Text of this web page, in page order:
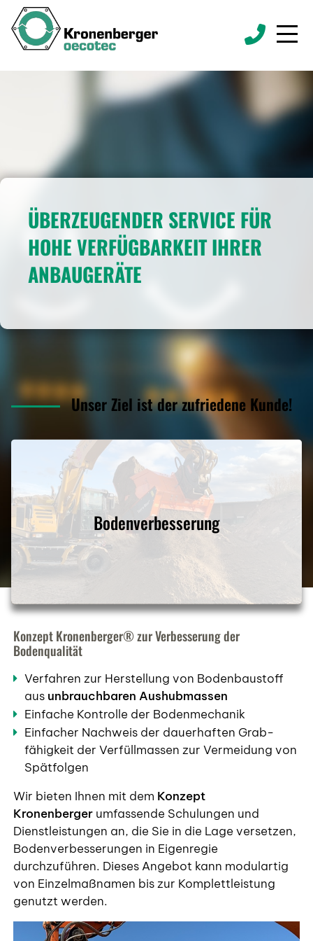
Schaufelseparatoren
Betonmischschaufeln
ÜBERZEUGENDER SERVICE FÜR
HOHE VERFÜGBARKEIT IHRER
ANBAUGERÄTE
Unser Ziel ist der zufriedene Kunde!
Bodenverbesserung
Konzept Kronenberger® zur Verbesserung der
Bodenqualität
Verfahren zur Her­stell­ung von Boden­baustoff
aus unbrauch­baren Aus­hubmassen
Einfache Kontrolle der Bodenmechanik
Einfacher Nachweis der dauer­haften Grab­
fähigkeit der Ver­füllmassen zur Vermeidung von
Spätfolgen
Wir bieten Ihnen mit dem Konzept
Kronenberger umfassende Schulungen und
Dienstleistungen an, die Sie in die Lage versetzen,
Bodenverbesserungen in Eigenregie
durchzuführen. Dieses Angebot kann modulartig
von Einzelmaßnamen bis zur Komplettleistung
genutzt werden.